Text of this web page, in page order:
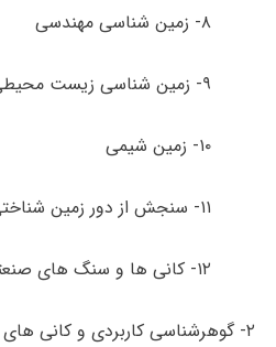
۸- زمین ­شناسی مهندسی
۹- زمین­ شناسی زیست محیطی
۱۰- زمین شیمی
۱۱- سنجش از دور زمین ­شناختی
۱۲- کانی ها و سنگ های صنعتی
۲- گوهرشناسی کاربردی و کانی های صنعتی